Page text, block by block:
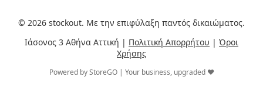
© 2026 stockout. Με την επιφύλαξη παντός δικαιώματος.
Ιάσονος 3 Αθήνα Αττική | Πολιτική Απορρήτου | Όροι
Χρήσης
Powered by StoreGO | Your business, upgraded ❤️